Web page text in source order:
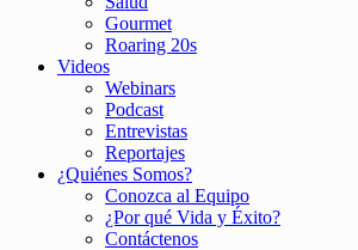
Gourmet
Roaring 20s
Videos
Webinars
Podcast
Entrevistas
Reportajes
¿Quiénes Somos?
Conozca al Equipo
¿Por qué Vida y Éxito?
Contáctenos